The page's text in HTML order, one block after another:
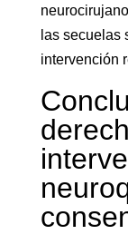
las secuelas
intervención